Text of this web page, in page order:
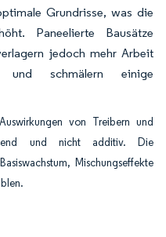
Grundrisse, was die
Paneelierte Bausätze
jedoch mehr Arbeit
schmälern einige
von Treibern und
und nicht additiv. Die
Mischungseffekte